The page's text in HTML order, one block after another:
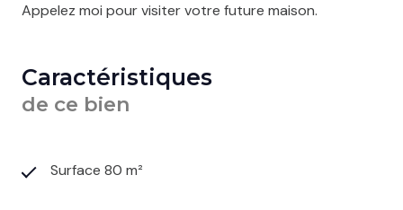
Appelez moi pour visiter votre future maison.
Caractéristiques
de ce bien
Surface 80 m²